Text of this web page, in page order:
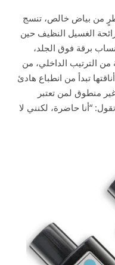
من بياض خالص، تنسج
الغسيل النظيف حين
برقة فوق الجلد،
من الترتيب الداخلي، من
تبدأ من انطباع هادئ
منطوق لمن تعتبر
“أنا حاضرة، لكنني لا